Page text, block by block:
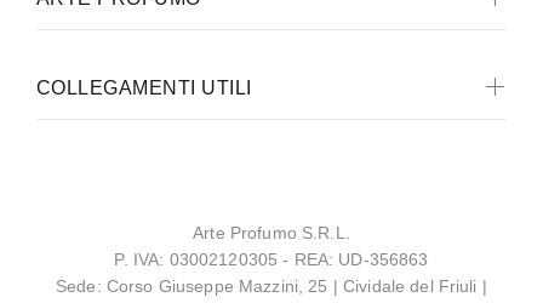
COLLEGAMENTI UTILI
Arte Profumo S.R.L.
P. IVA: 03002120305 - REA: UD-356863
Sede: Corso Giuseppe Mazzini, 25 | Cividale del Friuli |